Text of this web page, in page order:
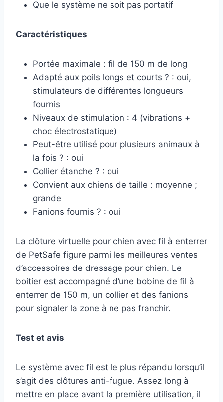
Que le système ne soit pas portatif
Caractéristiques
Portée maximale : fil de 150 m de long
Adapté aux poils longs et courts ? : oui,
stimulateurs de différentes longueurs
fournis
Niveaux de stimulation : 4 (vibrations +
choc électrostatique)
Peut-être utilisé pour plusieurs animaux à
la fois ? : oui
Collier étanche ? : oui
Convient aux chiens de taille : moyenne ;
grande
Fanions fournis ? : oui
La clôture virtuelle pour chien avec fil à enterrer
de PetSafe figure parmi les meilleures ventes
d’accessoires de dressage pour chien. Le
boitier est accompagné d’une bobine de fil à
enterrer de 150 m, un collier et des fanions
pour signaler la zone à ne pas franchir.
Test et avis
Le système avec fil est le plus répandu lorsqu’il
s’agit des clôtures anti-fugue. Assez long à
mettre en place avant la première utilisation, il